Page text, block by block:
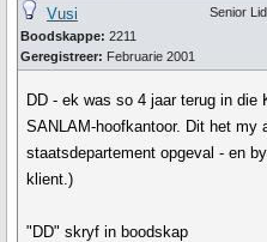
Vusi
Boodskappe: 2211
Geregistreer: Februarie 2001
Senior Lid
DD - ek was so 4 jaar terug in die
SANLAM-hoofkantoor. Dit het my
staatsdepartement opgeval - en
klient.)
"DD" skryf in boodskap